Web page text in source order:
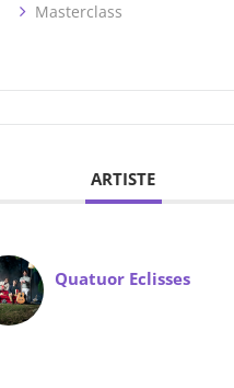
Masterclass
ARTISTE
Quatuor Eclisses